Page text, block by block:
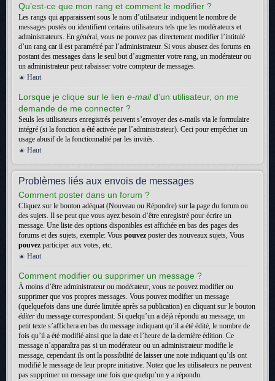
Qu’est-ce que mon rang et comment le modifier ?
Les rangs qui apparaissent sous le nom d’utilisateur indiquent le nombre de
messages postés ou identifient certains utilisateurs tels que les modérateurs et
administrateurs. En général, vous ne pouvez pas directement modifier l’intitulé
d’un rang car il est paramétré par l’administrateur. Si vous abusez des forums en
postant des messages dans le seul but d’augmenter votre rang, un modérateur ou
un administrateur peut rabaisser votre compteur de messages.
Haut
Lorsque je clique sur le lien e-maild’un utilisateur, on me
demande de me connecter ?
Seuls les utilisateurs enregistrés peuvent s’envoyer des e-mails via le formulaire
intégré (si la fonction a été activée par l’administrateur). Ceci pour empêcher un
usage abusif de la fonctionnalité par les invités.
Haut
Problèmes liés aux envois de messages
Comment poster dans un forum ?
Cliquez sur le bouton adéquat (Nouveau ou Répondre) sur la page du forum ou
des sujets. Il se peut que vous ayez besoin d’être enregistré pour écrire un
message. Une liste des options disponibles est affichée en bas des pages des
forums et des sujets, exemple: Vous pouvez poster des nouveaux sujets, Vous
pouvez participer aux votes, etc.
Haut
Comment modifier ou supprimer un message ?
À moins d’être administrateur ou modérateur, vous ne pouvez modifier ou
supprimer que vos propres messages. Vous pouvez modifier un message
(quelquefois dans une durée limitée après sa publication) en cliquant sur le bouton
éditer du message correspondant. Si quelqu’un a déjà répondu au message, un
petit texte s’affichera en bas du message indiquant qu’il a été édité, le nombre de
fois qu’il a été modifié ainsi que la date et l’heure de la dernière édition. Ce
message n’apparaîtra pas si un modérateur ou un administrateur modifie le
message, cependant ils ont la possibilité de laisser une note indiquant qu’ils ont
modifié le message de leur propre initiative. Notez que les utilisateurs ne peuvent
pas supprimer un message une fois que quelqu’un y a répondu.